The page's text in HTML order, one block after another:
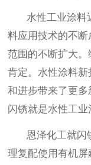
水性工业涂料
料应用技术的不
范围的不断扩大
肯定。水性涂料
和进步带来了更多
闪锈就是水性工业
恩泽化工就闪
理复配使用有机